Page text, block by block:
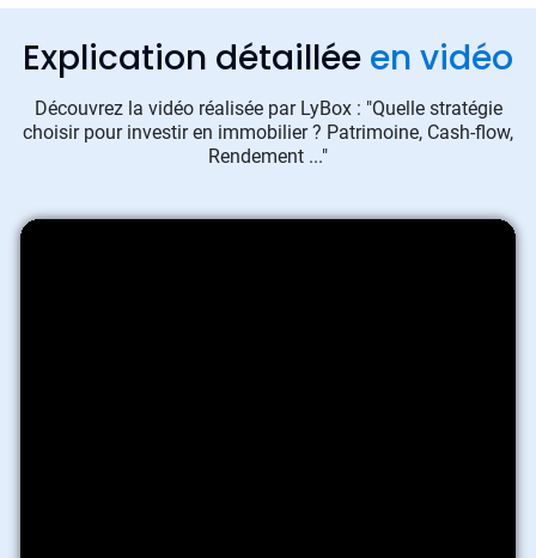
Explication détaillée en vidéo
Découvrez la vidéo réalisée par LyBox : "Quelle stratégie
choisir pour investir en immobilier ? Patrimoine, Cash-flow,
Rendement ..."